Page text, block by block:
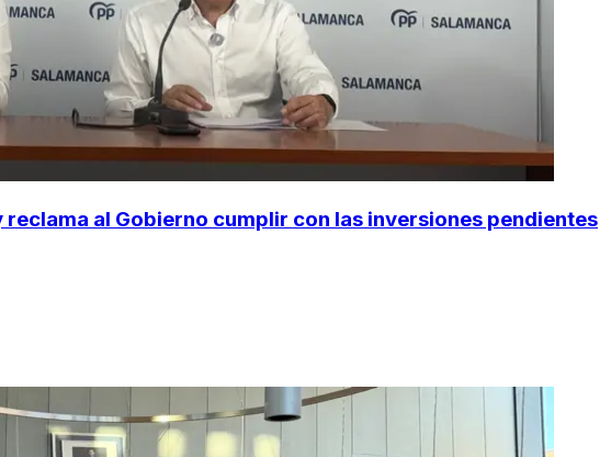
al Gobierno cumplir con las inversiones pendientes